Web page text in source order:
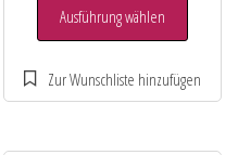
Ausführung wählen